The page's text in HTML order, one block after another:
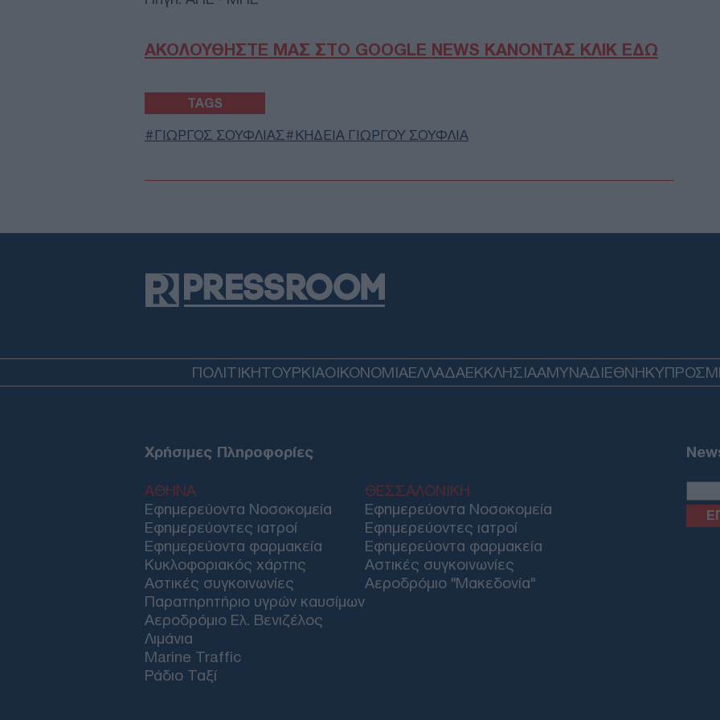
ΑΚΟΛΟΥΘΗΣΤΕ ΜΑΣ ΣΤΟ GOOGLE NEWS ΚΑΝΟΝΤΑΣ ΚΛΙΚ ΕΔΩ
TAGS
ΓΙΩΡΓΟΣ ΣΟΥΦΛΙΑΣ ΚΗΔΕΙΑ ΓΙΩΡΓΟΥ ΣΟΥΦΛΙΑ
και
Ο
ΠΟΛΙΤΙΚΗΤΟΥΡΚΙΑΟΙΚΟΝΟΜΙΑΕΛΛΑΔΑΕΚΚΛΗΣΙΑΑΜΥΝΑΔΙΕΘΝΗΚΥΠΡΟΣ
Χρήσιμες Πληροφορίες
ΑΘΗΝΑ
Εφημερεύοντα Νοσοκομεία
Εφημερεύοντες ιατροί
Εφημερεύοντα φαρμακεία
Κυκλοφοριακός χάρτης
Αστικές συγκοινωνίες
Παρατηρητήριο υγρών καυσίμων
Αεροδρόμιο Ελ. Βενιζέλος
Λιμάνια
Marine Traffic
Ράδιο Ταξί
ΘΕΣΣΑΛΟΝΙΚΗ
Εφημερεύοντα Νοσοκομεία
Εφημερεύοντες ιατροί
Εφημερεύοντα φαρμακεία
Αστικές συγκοινωνίες
Αεροδρόμιο "Μακεδονία"